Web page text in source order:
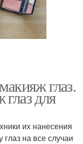
глаз.
для
их нанесения
на все случаи